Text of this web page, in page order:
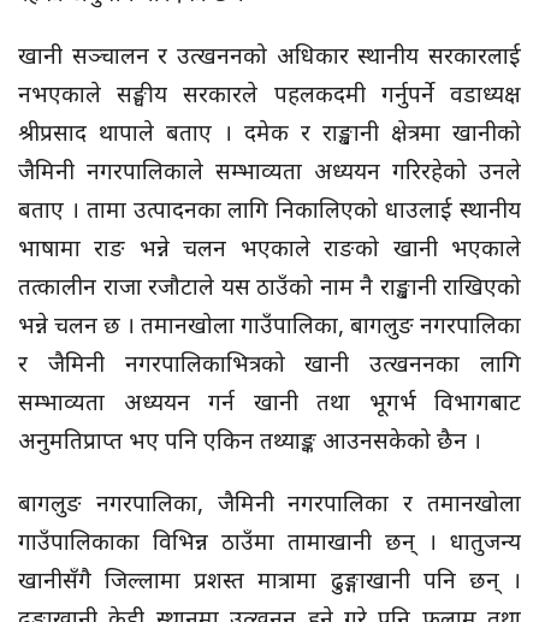
खानी सञ्चालन र उत्खननको अधिकार स्थानीय सरकारलाई
नभएकाले सङ्घीय सरकारले पहलकदमी गर्नुपर्ने वडाध्यक्ष
श्रीप्रसाद थापाले बताए । दमेक र राङ्खानी क्षेत्रमा खानीको
जैमिनी नगरपालिकाले सम्भाव्यता अध्ययन गरिरहेको उनले
बताए । तामा उत्पादनका लागि निकालिएको धाउलाई स्थानीय
भाषामा राङ भन्ने चलन भएकाले राङको खानी भएकाले
तत्कालीन राजा रजौटाले यस ठाउँको नाम नै राङ्खानी राखिएको
भन्ने चलन छ । तमानखोला गाउँपालिका, बागलुङ नगरपालिका
र जैमिनी नगरपालिकाभित्रको खानी उत्खननका लागि
सम्भाव्यता अध्ययन गर्न खानी तथा भूगर्भ विभागबाट
अनुमतिप्राप्त भए पनि एकिन तथ्याङ्क आउनसकेको छैन ।
बागलुङ नगरपालिका, जैमिनी नगरपालिका र तमानखोला
गाउँपालिकाका विभिन्न ठाउँमा तामाखानी छन् । धातुजन्य
खानीसँगै जिल्लामा प्रशस्त मात्रामा ढुङ्गाखानी पनि छन् ।